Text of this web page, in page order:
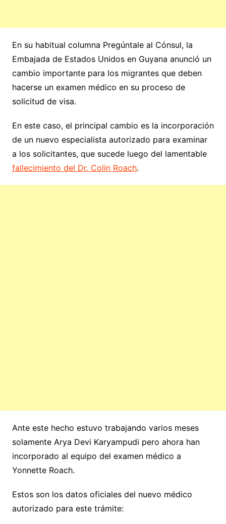
En su habitual columna Pregúntale al Cónsul, la
Embajada de Estados Unidos en Guyana anunció un
cambio importante para los migrantes que deben
hacerse un examen médico en su proceso de
solicitud de visa.
En este caso, el principal cambio es la incorporación
de un nuevo especialista autorizado para examinar
a los solicitantes, que sucede luego del lamentable
fallecimiento del Dr. Colin Roach.
Ante este hecho estuvo trabajando varios meses
solamente Arya Devi Karyampudi pero ahora han
incorporado al equipo del examen médico a
Yonnette Roach.
Estos son los datos oficiales del nuevo médico
autorizado para este trámite: